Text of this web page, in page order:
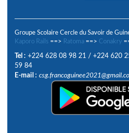
Groupe Scolaire Cercle du Savoir de
Kaporo Rails ==> Ratoma ==> Conakry
Tel : +224 628 08 98 21 / +224 620
59 84
E-mail :